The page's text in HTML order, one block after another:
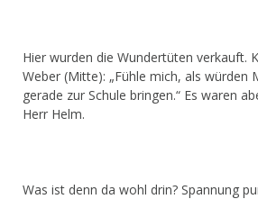
Hier wurden die Wundertüten verkauft.
Weber (Mitte): „Fühle mich, als würden
gerade zur Schule bringen.“ Es waren
Herr Helm.
Was ist denn da wohl drin? Spannung